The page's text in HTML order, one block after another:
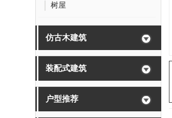
树屋
仿古木建筑
装配式建筑
户型推荐